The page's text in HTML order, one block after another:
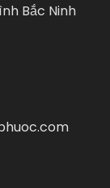
Bắc Ninh